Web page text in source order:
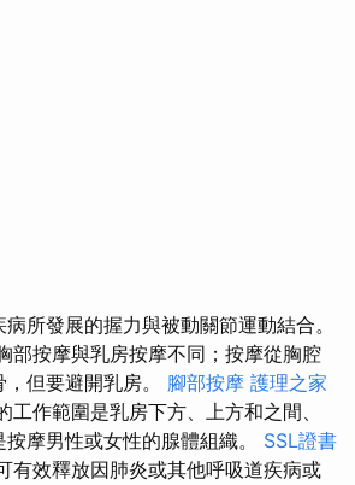
所發展的握力與被動關節運動結合。
部按摩與乳房按摩不同；按摩從胸腔
但要避開乳房。 腳部按摩 護理之家
工作範圍是乳房下方、上方和之間、
摩男性或女性的腺體組織。 SSL證書
有效釋放因肺炎或其他呼吸道疾病或